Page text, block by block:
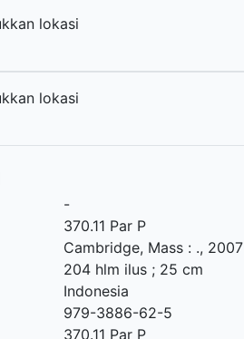
lokasi
lokasi
-
370.11 Par P
Cambridge, Mass: ., 2007
204 hlm ilus ; 25 cm
Indonesia
979-3886-62-5
370.11 Par P